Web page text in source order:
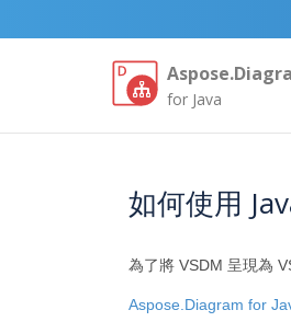
for Java
如何使用
為了將 VSDM 呈現為
Aspose.Diagram for